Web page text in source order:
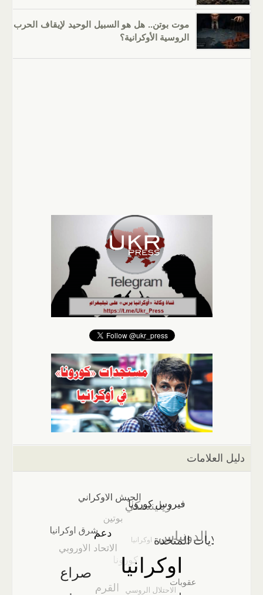
موت بوتن.. هل هو السبيل الوحيد لإيقاف الحرب
الروسية الأوكرانية؟
دليل العلامات